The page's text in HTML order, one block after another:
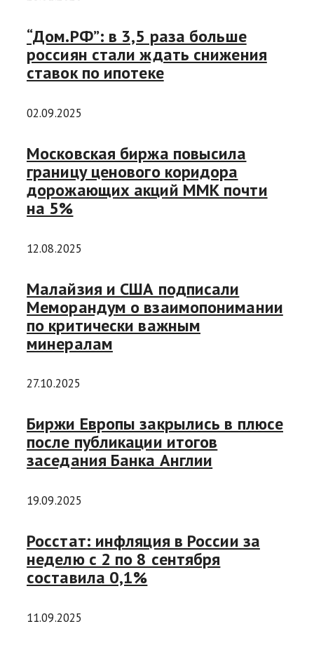
“Дом.РФ”: в 3,5 раза больше
россиян стали ждать снижения
ставок по ипотеке
02.09.2025
Московская биржа повысила
границу ценового коридора
дорожающих акций ММК почти
на 5%
12.08.2025
Малайзия и США подписали
Меморандум о взаимопонимании
по критически важным
минералам
27.10.2025
Биржи Европы закрылись в плюсе
после публикации итогов
заседания Банка Англии
19.09.2025
Росстат: инфляция в России за
неделю с 2 по 8 сентября
составила 0,1%
11.09.2025